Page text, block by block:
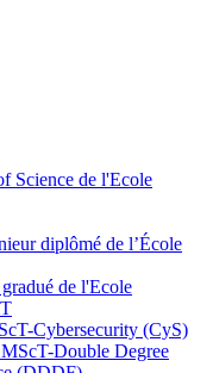
Science de l'Ecole
diplômé de l’École
de l'Ecole
Cybersecurity (CyS)
Double Degree